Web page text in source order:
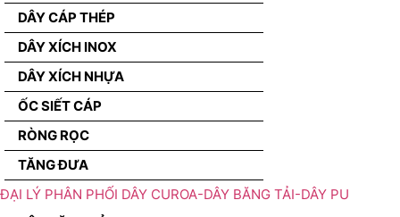
DÂY CÁP THÉP
DÂY XÍCH INOX
DÂY XÍCH NHỰA
ỐC SIẾT CÁP
RÒNG RỌC
TĂNG ĐƯA
ĐẠI LÝ PHÂN PHỐI DÂY CUROA-DÂY BĂNG TẢI-DÂY PU